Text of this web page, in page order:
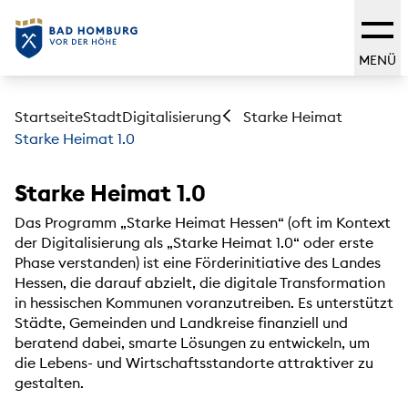
MENÜ
StartseiteStadtDigitalisierung
Starke Heimat
Starke Heimat 1.0
Starke Heimat 1.0
Das Programm „Starke Heimat Hessen“ (oft im Kontext
der Digitalisierung als „Starke Heimat 1.0“ oder erste
Phase verstanden) ist eine Förderinitiative des Landes
Hessen, die darauf abzielt, die digitale Transformation
in hessischen Kommunen voranzutreiben. Es unterstützt
Städte, Gemeinden und Landkreise finanziell und
beratend dabei, smarte Lösungen zu entwickeln, um
die Lebens- und Wirtschaftsstandorte attraktiver zu
gestalten.